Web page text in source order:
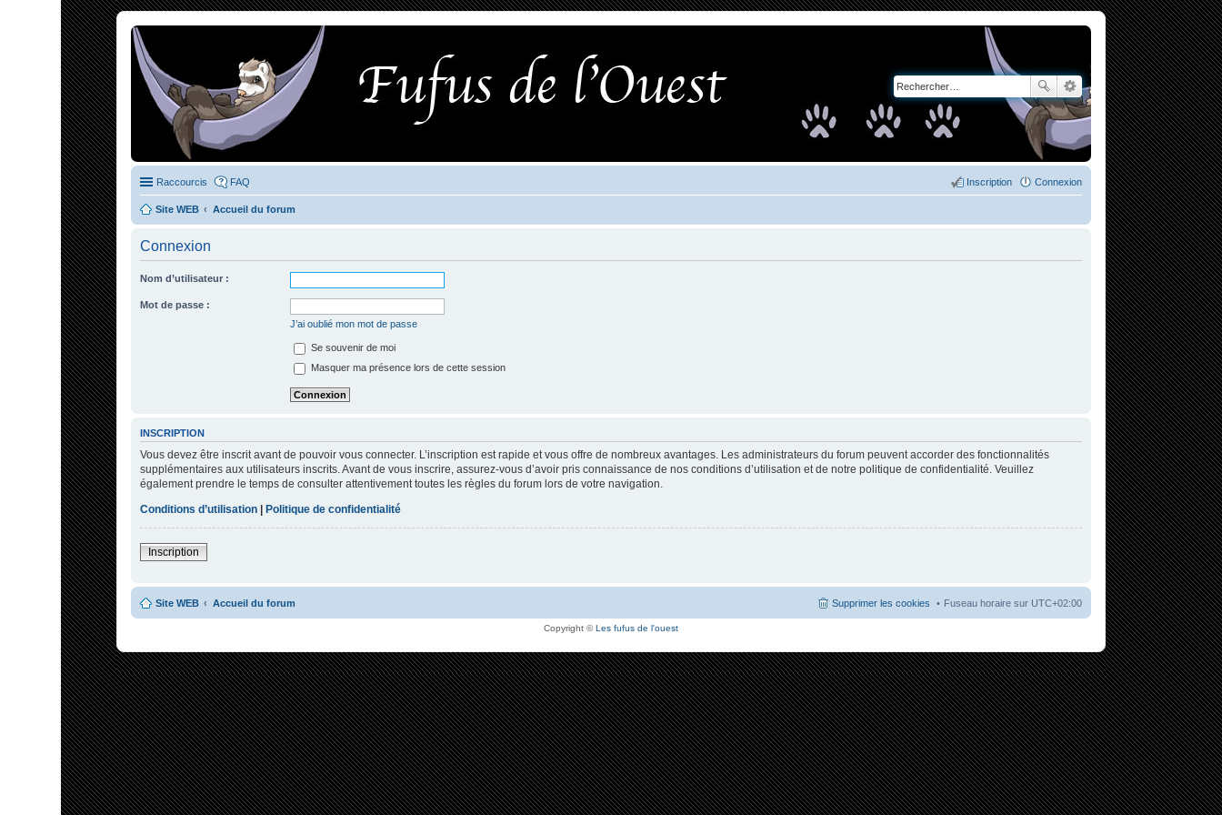
Raccourcis FAQ Connexion
Inscription
Site WEB Accueil du forum
Connexion
Nom d’utilisateur :
Mot de passe :
J’ai oublié mon mot de passe
Se souvenir de moi
Masquer ma présence lors de cette session
INSCRIPTION
Vous devez être inscrit avant de pouvoir vous connecter. L’inscription est rapide et vous offre de nombreux avantages. Les administrateurs du forum peuvent accorder des fonctionnalités
supplémentaires aux utilisateurs inscrits. Avant de vous inscrire, assurez-vous d’avoir pris connaissance de nos conditions d’utilisation et de notre politique de confidentialité. Veuillez
également prendre le temps de consulter attentivement toutes les règles du forum lors de votre navigation.
Conditions d’utilisation| Politique de confidentialité
Inscription
Site WEB Accueil du forum Fuseau horaire sur UTC+02:00
Supprimer les cookies
Copyright ©Les fufus de l'ouest